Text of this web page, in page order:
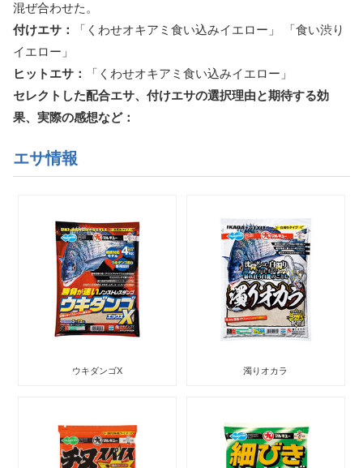
混ぜ合わせた。
付けエサ：
「くわせオキアミ食い込みイエロー」 「食い渋り
イエロー」
ヒットエサ：
「くわせオキアミ食い込みイエロー」
セレクトした配合エサ、付けエサの選択理由と期待する効
果、実際の感想など：
エサ情報
ウキダンゴX 濁りオカラ